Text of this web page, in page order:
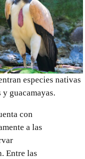
especies nativas
guacamayas.
con
a las
Entre las